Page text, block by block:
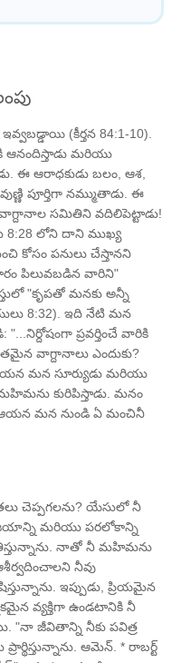
(కీర్తన 84:1-10).
ఆనందిస్తాడు మరియు
ఈ ఆరాధకుడు బలం, ఆశ,
పూర్తిగా నమ్ముతాడు. ఈ
సమితిని వదిలిపెట్టాడు!
8:28 లోని దాని ముఖ్య
కోసం పనులు చేస్తానని
పిలువబడిన వారిని"
"కృపతో మనకు అన్నీ
8:32). ఇది నేటి మన
ప్రవర్తించే వారికి
వాగ్దానాలు ఎందుకు?
మన సూర్యుడు మరియు
కురిపిస్తాడు. మనం
ఆయన మన నుండి ఏ మంచినీ
చెప్పగలను? యేసులో నీ
మరియు పరలోకాన్ని
నాతో నీ మహిమను
ఆశీర్వదించాలని నీవు
ఇప్పుడు, ప్రియమైన
వ్యక్తిగా ఉండటానికి నీ
"నా జీవితాన్ని నీకు పవిత్ర
ఆమెన్. * రాబర్ట్